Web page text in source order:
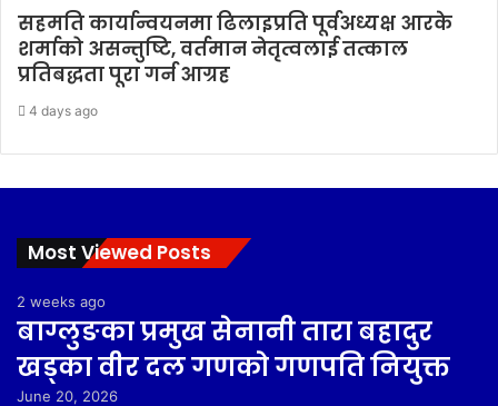
सहमति कार्यान्वयनमा ढिलाइप्रति पूर्वअध्यक्ष आरके
शर्माको असन्तुष्टि, वर्तमान नेतृत्वलाई तत्काल
प्रतिबद्धता पूरा गर्न आग्रह
4 days ago
Most Viewed Posts
2 weeks ago
बाग्लुङका प्रमुख सेनानी तारा बहादुर
खड्का वीर दल गणको गणपति नियुक्त
June 20, 2026